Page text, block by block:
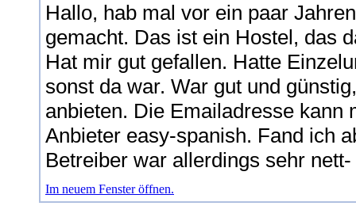
Hallo, hab mal vor ein paar
gemacht. Das ist ein Hostel, das
Hat mir gut gefallen. Hatte
sonst da war. War gut und
anbieten. Die Emailadresse kann
Anbieter easy-spanish. Fand ich
Betreiber war allerdings sehr
Im neuem Fenster öffnen.